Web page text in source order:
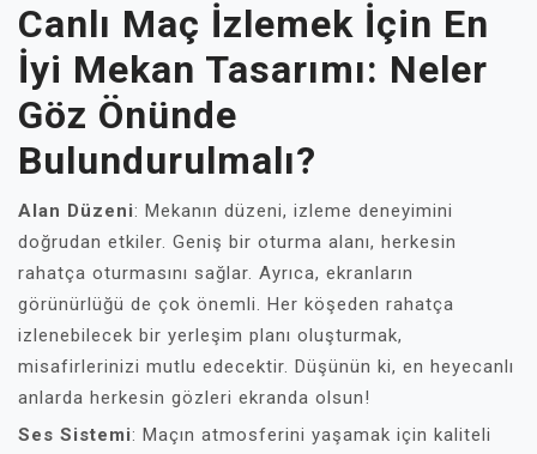
Canlı Maç İzlemek İçin En
İyi Mekan Tasarımı: Neler
Göz Önünde
Bulundurulmalı?
Alan Düzeni: Mekanın düzeni, izleme deneyimini
doğrudan etkiler. Geniş bir oturma alanı, herkesin
rahatça oturmasını sağlar. Ayrıca, ekranların
görünürlüğü de çok önemli. Her köşeden rahatça
izlenebilecek bir yerleşim planı oluşturmak,
misafirlerinizi mutlu edecektir. Düşünün ki, en heyecanlı
anlarda herkesin gözleri ekranda olsun!
Ses Sistemi: Maçın atmosferini yaşamak için kaliteli